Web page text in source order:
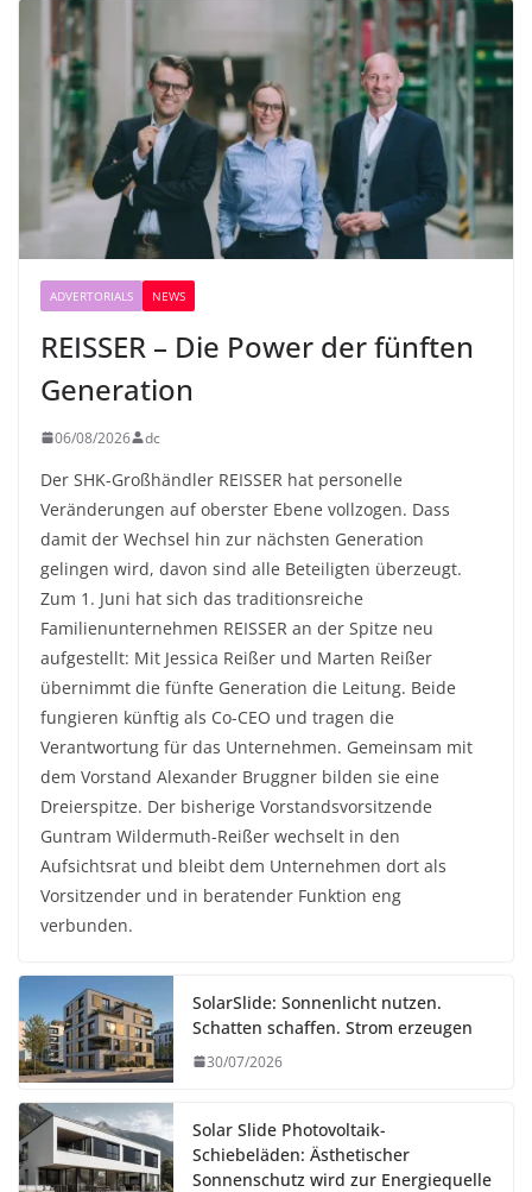
ADVERTORIALS NEWS
REISSER – Die Power der fünften
Generation
06/08/2026 dc
Der SHK-Großhändler REISSER hat personelle
Veränderungen auf oberster Ebene vollzogen. Dass
damit der Wechsel hin zur nächsten Generation
gelingen wird, davon sind alle Beteiligten überzeugt.
Zum 1. Juni hat sich das traditionsreiche
Familienunternehmen REISSER an der Spitze neu
aufgestellt: Mit Jessica Reißer und Marten Reißer
übernimmt die fünfte Generation die Leitung. Beide
fungieren künftig als Co-CEO und tragen die
Verantwortung für das Unternehmen. Gemeinsam mit
dem Vorstand Alexander Bruggner bilden sie eine
Dreierspitze. Der bisherige Vorstandsvorsitzende
Guntram Wildermuth-Reißer wechselt in den
Aufsichtsrat und bleibt dem Unternehmen dort als
Vorsitzender und in beratender Funktion eng
verbunden.
SolarSlide: Sonnenlicht nutzen.
Schatten schaffen. Strom erzeugen
30/07/2026
Solar Slide Photovoltaik-
Schiebeläden: Ästhetischer
Sonnenschutz wird zur Energiequelle